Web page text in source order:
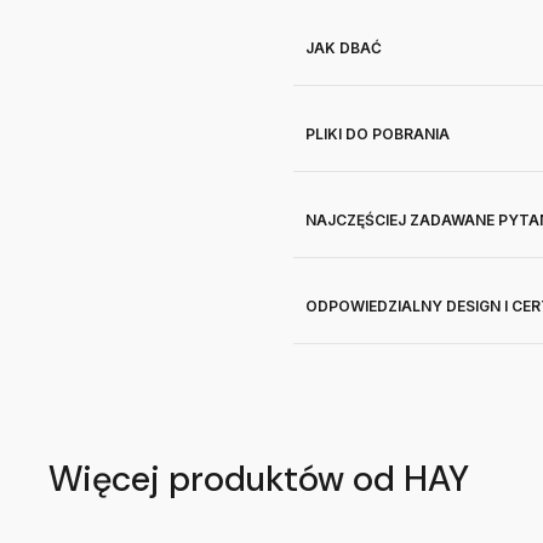
JAK DBAĆ
PLIKI DO POBRANIA
NAJCZĘŚCIEJ ZADAWANE
ODPOWIEDZIALNY DESIGN I
Więcej produktów od HAY